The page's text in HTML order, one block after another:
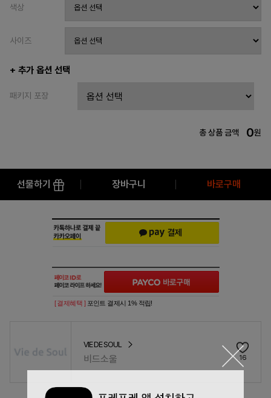
색상
사이즈
+ 추가 옵션 선택
패키지 포장
총 상품 금액 0원
선물하기 장바구니 바로구매
[ 결제혜택 ] 포인트 결제시 1% 적립!
VIE DE SOUL
비드소울 16